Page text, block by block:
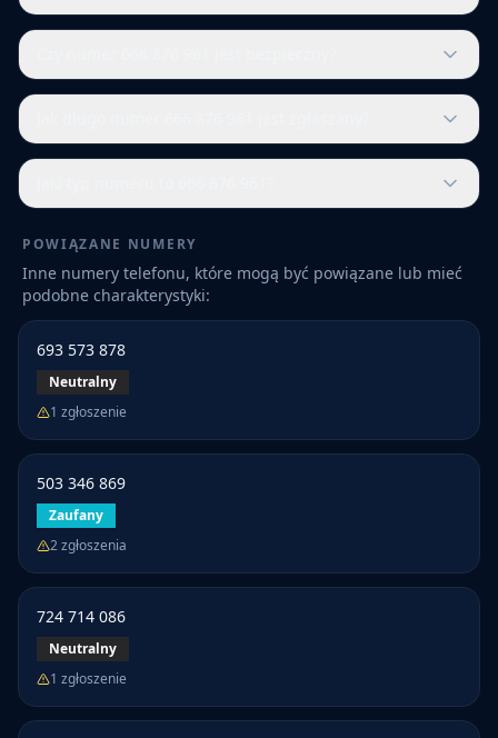
POWIĄZANE NUMERY
Inne numery telefonu, które mogą być powiązane lub mieć
podobne charakterystyki:
693 573 878
Neutralny
1 zgłoszenie
503 346 869
Zaufany
2zgłoszenia
724 714 086
Neutralny
1 zgłoszenie